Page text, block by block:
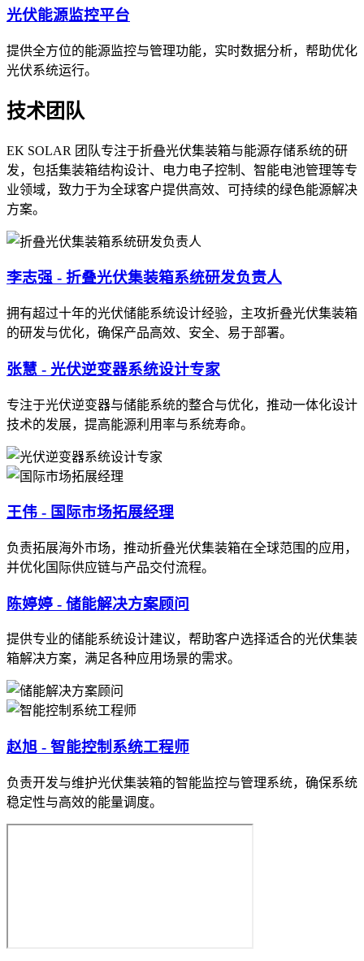
光伏能源监控平台
提供全方位的能源监控与管理功能，实时数据分析，帮助优化
光伏系统运行。
技术团队
EK SOLAR 团队专注于折叠光伏集装箱与能源存储系统的研
发，包括集装箱结构设计、电力电子控制、智能电池管理等专
业领域，致力于为全球客户提供高效、可持续的绿色能源解决
方案。
李志强 - 折叠光伏集装箱系统研发负责人
拥有超过十年的光伏储能系统设计经验，主攻折叠光伏集装箱
的研发与优化，确保产品高效、安全、易于部署。
张慧 - 光伏逆变器系统设计专家
专注于光伏逆变器与储能系统的整合与优化，推动一体化设计
技术的发展，提高能源利用率与系统寿命。
王伟 - 国际市场拓展经理
负责拓展海外市场，推动折叠光伏集装箱在全球范围的应用，
并优化国际供应链与产品交付流程。
陈婷婷 - 储能解决方案顾问
提供专业的储能系统设计建议，帮助客户选择适合的光伏集装
箱解决方案，满足各种应用场景的需求。
赵旭 - 智能控制系统工程师
负责开发与维护光伏集装箱的智能监控与管理系统，确保系统
稳定性与高效的能量调度。